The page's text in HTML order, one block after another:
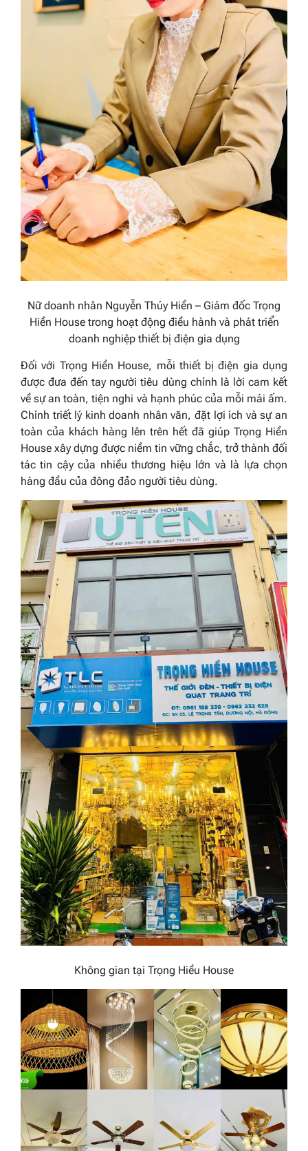
Nữ doanh nhân Nguyễn Thúy Hiền – Giám đốc Trọng
Hiền House trong hoạt động điều hành và phát triển
doanh nghiệp thiết bị điện gia dụng
Đối với Trọng Hiền House, mỗi thiết bị điện gia dụng
được đưa đến tay người tiêu dùng chính là lời cam kết
về sự an toàn, tiện nghi và hạnh phúc của mỗi mái ấm.
Chính triết lý kinh doanh nhân văn, đặt lợi ích và sự an
toàn của khách hàng lên trên hết đã giúp Trọng Hiền
House xây dựng được niềm tin vững chắc, trở thành đối
tác tin cậy của nhiều thương hiệu lớn và là lựa chọn
hàng đầu của đông đảo người tiêu dùng.
Không gian tại Trọng Hiều House